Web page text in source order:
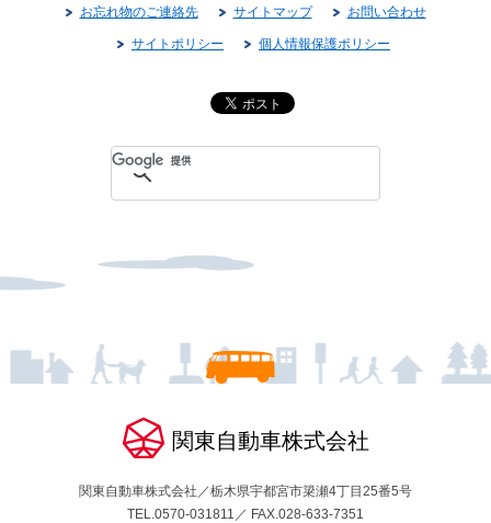
お忘れ物のご連絡先 サイトマップ お問い合わせ
サイトポリシー 個人情報保護ポリシー
関東自動車株式会社
関東自動車株式会社／栃木県宇都宮市簗瀬4丁目25番5号
TEL.0570-031811／ FAX.028-633-7351